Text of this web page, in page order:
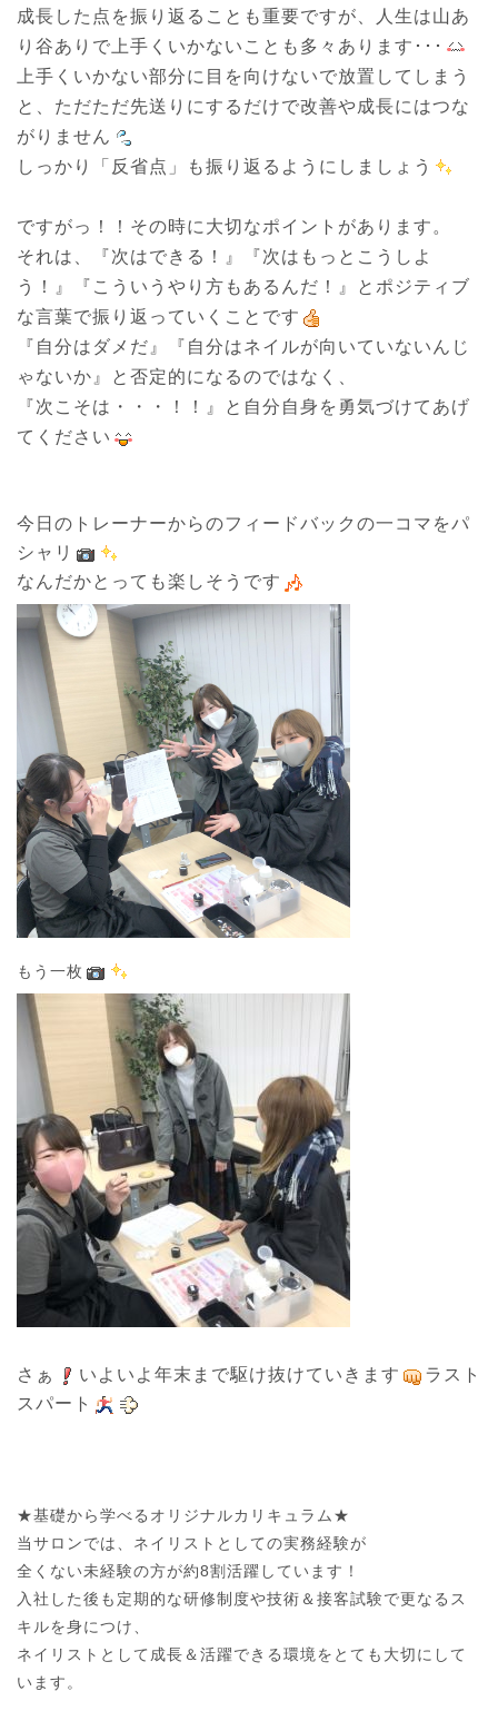
成長した点を振り返ることも重要ですが、人生は山あ
り谷ありで上手くいかないことも多々あります･･･
上手くいかない部分に目を向けないで放置してしまう
と、ただただ先送りにするだけで改善や成長にはつな
がりません
しっかり「反省点」も振り返るようにしましょう
ですがっ！！その時に大切なポイントがあります。
それは、『次はできる！』『次はもっとこうしよ
う！』『こういうやり方もあるんだ！』とポジティブ
な言葉で振り返っていくことです
『自分はダメだ』『自分はネイルが向いていないんじ
ゃないか』と否定的になるのではなく、
『次こそは・・・！！』と自分自身を勇気づけてあげ
てください
今日のトレーナーからのフィードバックの一コマをパ
シャリ
なんだかとっても楽しそうです
もう一枚
さぁ いよいよ年末まで駆け抜けていきます
ラスト
スパート
★基礎から学べるオリジナルカリキュラム★
当サロンでは、ネイリストとしての実務経験が
全くない未経験の方が約8割活躍しています！
入社した後も定期的な研修制度や技術＆接客試験で更なるス
キルを身につけ、
ネイリストとして成長＆活躍できる環境をとても大切にして
います。